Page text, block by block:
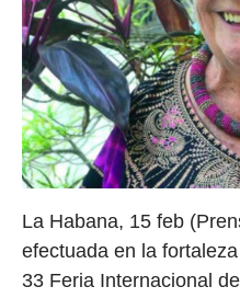
La Habana, 15 feb
efectuada en la
33 Feria Internacional